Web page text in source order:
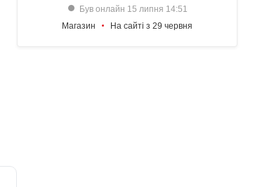
Був онлайн 15 липня 14:51
Магазин
На сайті з 29 червня